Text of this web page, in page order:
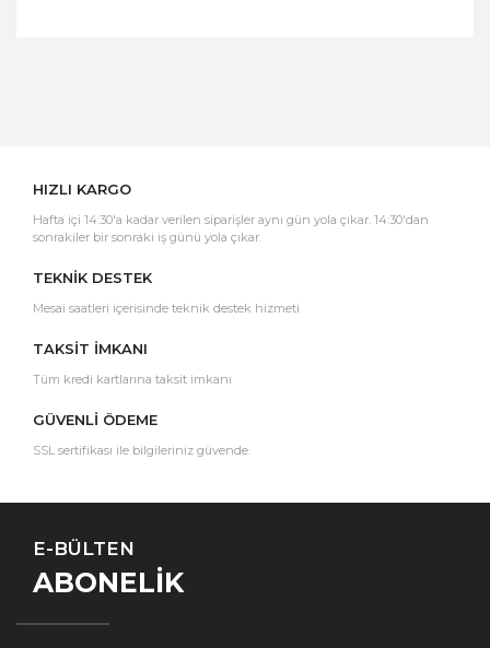
HIZLI KARGO
Hafta içi 14:30'a kadar verilen siparişler aynı gün yola çıkar. 14:30'dan
sonrakiler bir sonraki iş günü yola çıkar.
TEKNİK DESTEK
Mesai saatleri içerisinde teknik destek hizmeti
TAKSİT İMKANI
Tüm kredi kartlarına taksit imkanı
GÜVENLİ ÖDEME
SSL sertifikası ile bilgileriniz güvende.
E-BÜLTEN
ABONELİK